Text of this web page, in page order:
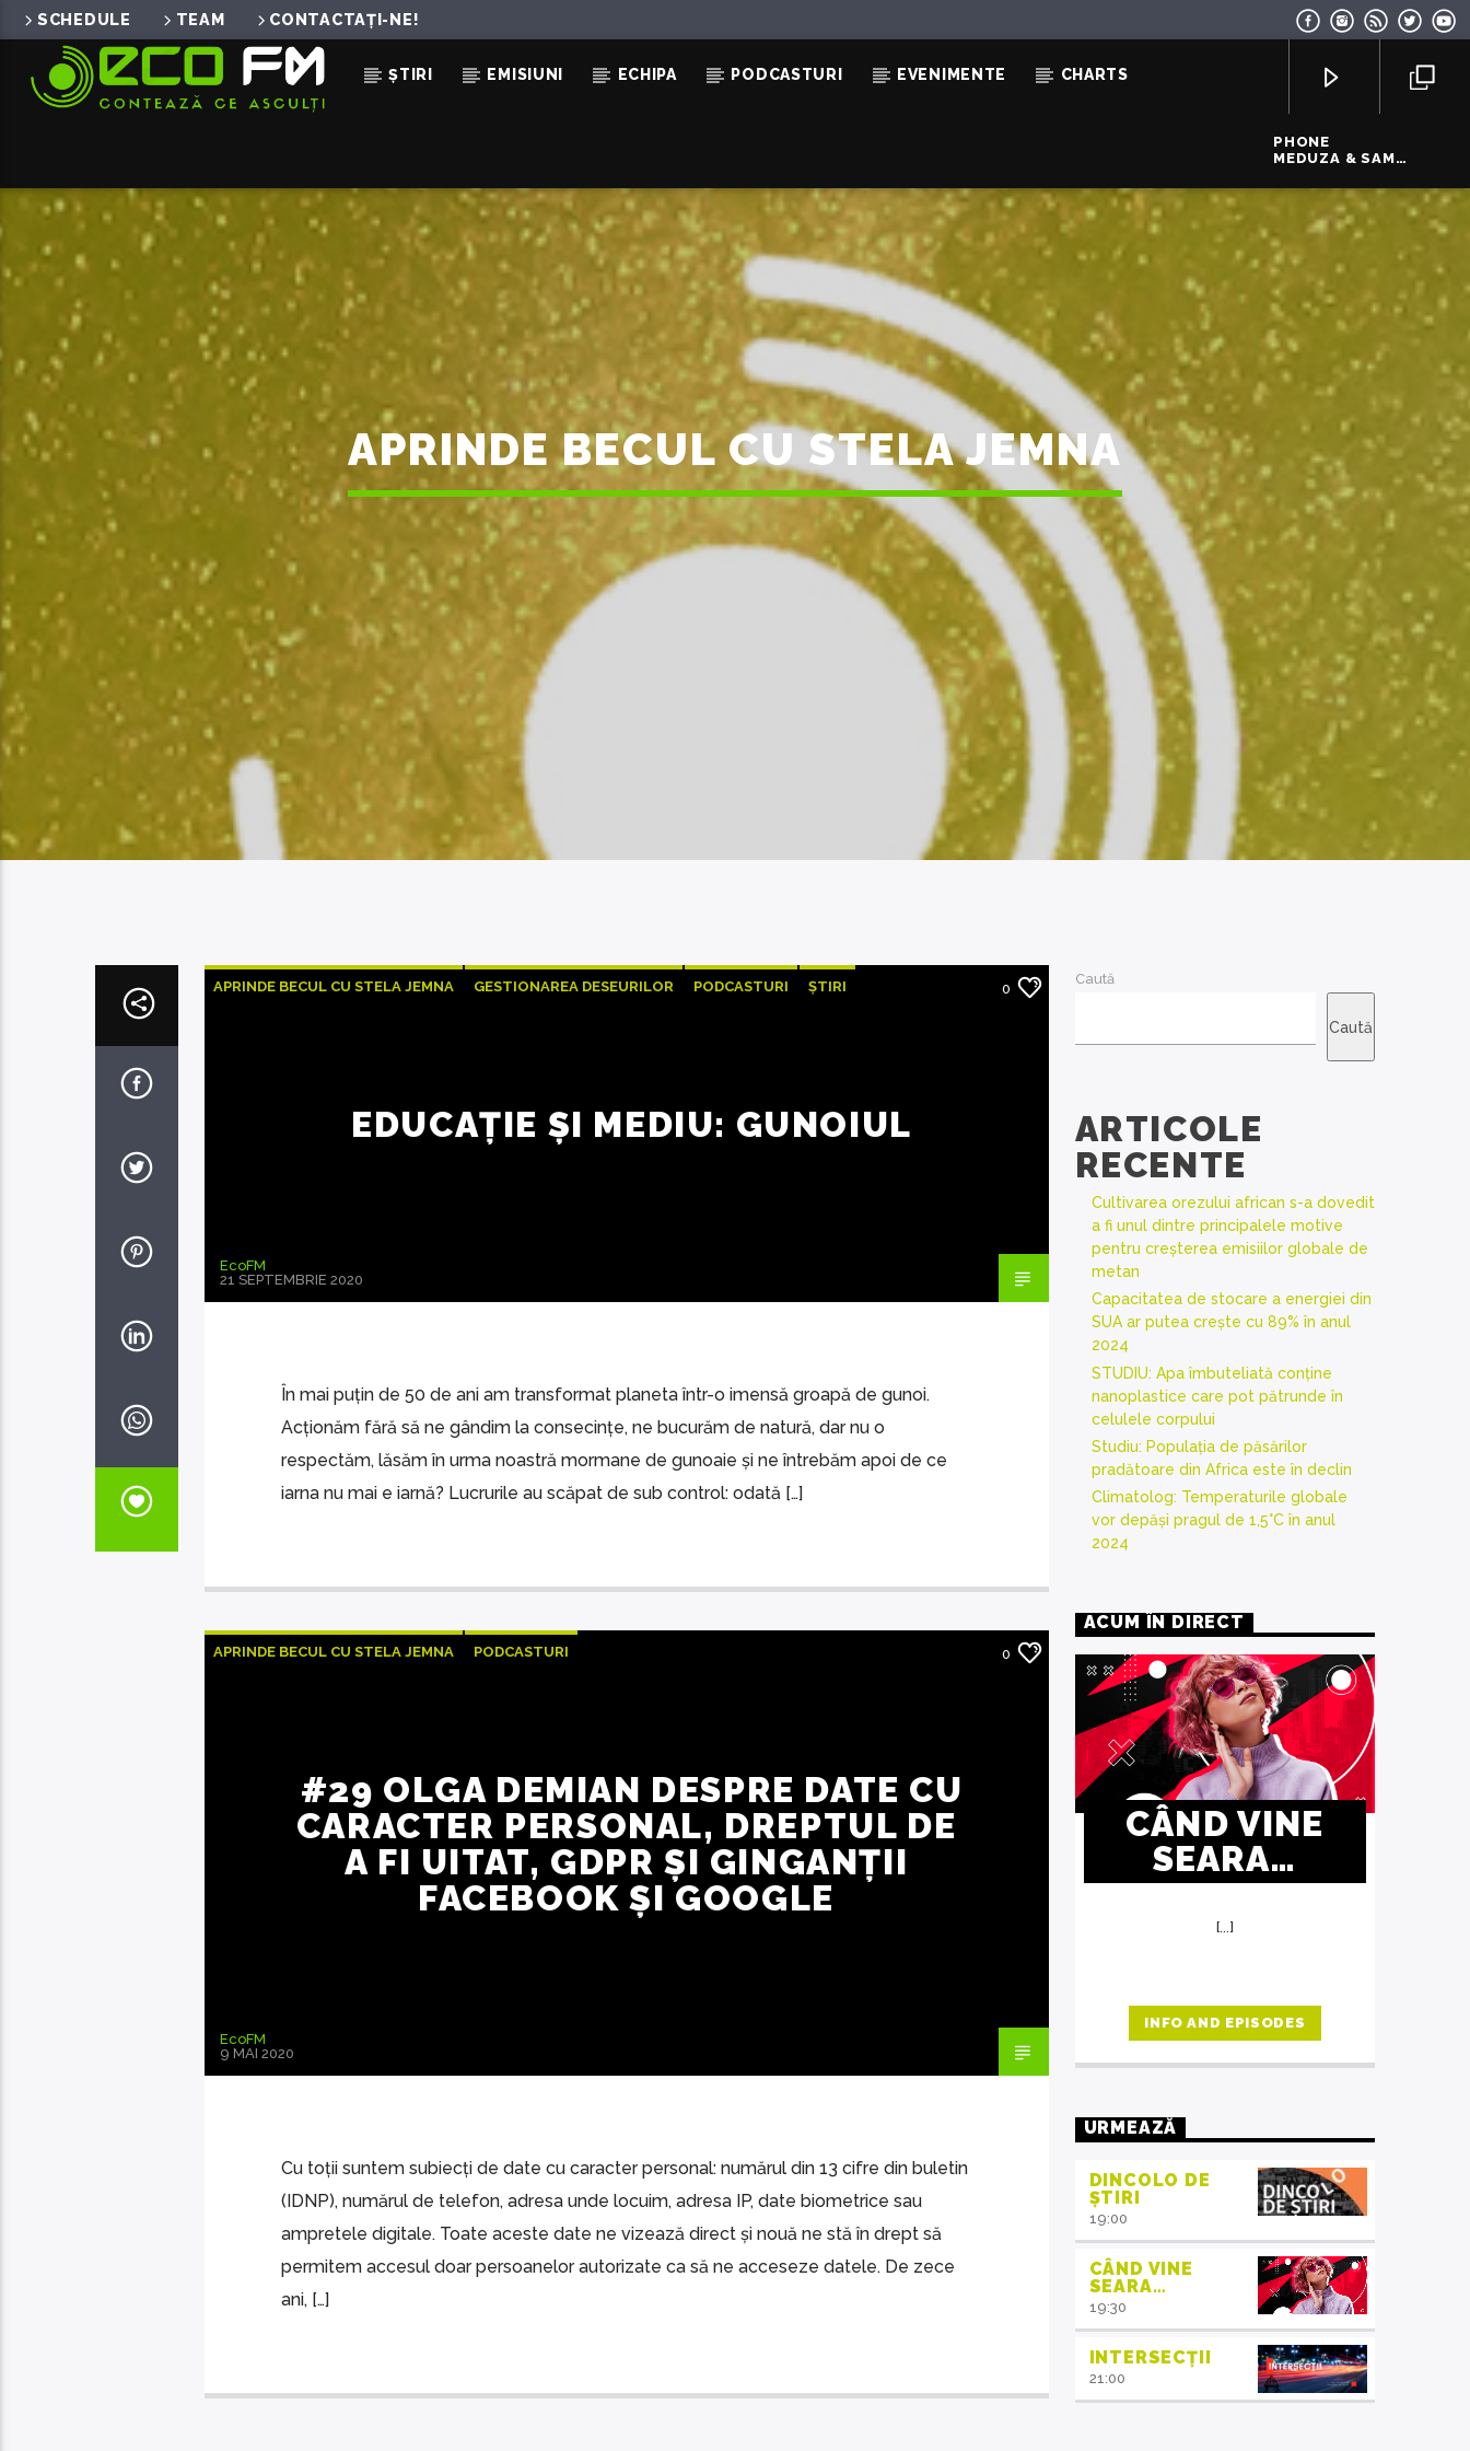
SCHEDULE TEAM CONTACTAȚI-NE!
ȘTIRI EMISIUNI ECHIPA PODCASTURI EVENIMENTE CHARTS
PHONE
MEDUZA & SAM
BEIHOLD
ACUM ÎN DIRECT
PHONE
MEDUZA & SAM TOMPKINS & EM
BEIHOLD
APRINDE BECUL CU STELA JEMNA
APRINDE BECUL CU STELA JEMNA GESTIONAREA DESEURILOR PODCASTURI ȘTIRI 0
EDUCAȚIE ȘI MEDIU: GUNOIUL
EcoFM
21 SEPTEMBRIE 2020
În mai puțin de 50 de ani am transformat planeta într-o imensă groapă de gunoi.
Acționăm fără să ne gândim la consecințe, ne bucurăm de natură, dar nu o
respectăm, lăsăm în urma noastră mormane de gunoaie și ne întrebăm apoi de ce
iarna nu mai e iarnă? Lucrurile au scăpat de sub control: odată […]
APRINDE BECUL CU STELA JEMNA PODCASTURI 0
#29 OLGA DEMIAN DESPRE DATE CU
CARACTER PERSONAL, DREPTUL DE
A FI UITAT, GDPR ȘI GINGANȚII
FACEBOOK ȘI GOOGLE
EcoFM
9 MAI 2020
Cu toții suntem subiecți de date cu caracter personal: numărul din 13 cifre din buletin
(IDNP), numărul de telefon, adresa unde locuim, adresa IP, date biometrice sau
ampretele digitale. Toate aceste date ne vizează direct și nouă ne stă în drept să
permitem accesul doar persoanelor autorizate ca să ne acceseze datele. De zece
ani, […]
Caută
Caută
ARTICOLE
RECENTE
Cultivarea orezului african s-a dovedit
a fi unul dintre principalele motive
pentru creșterea emisiilor globale de
metan
Capacitatea de stocare a energiei din
SUA ar putea crește cu 89% în anul
2024
STUDIU: Apa îmbuteliată conține
nanoplastice care pot pătrunde în
celulele corpului
Studiu: Populația de păsărilor
pradătoare din Africa este în declin
Climatolog: Temperaturile globale
vor depăși pragul de 1,5°C în anul
2024
ACUM ÎN DIRECT
CÂND VINE
SEARA…
[...]
INFO AND EPISODES
URMEAZĂ
DINCOLO DE
ȘTIRI
19:00
CÂND VINE
SEARA…
19:30
INTERSECȚII
21:00